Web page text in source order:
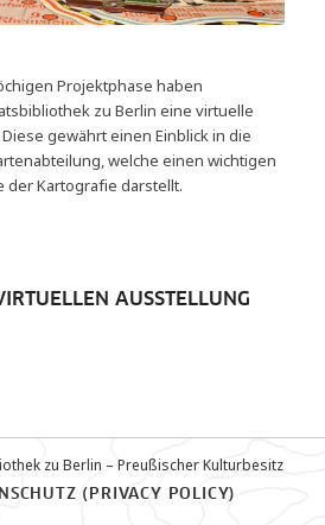
Projektphase haben
zu Berlin eine virtuelle
gewährt einen Einblick in die
welche einen wichtigen
der Kartografie darstellt.
AUSSTELLUNG
zu Berlin – Preußischer Kulturbesitz
(PRIVACY POLICY)